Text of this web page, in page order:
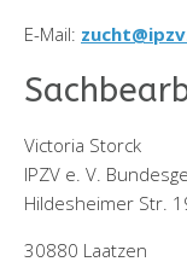
E-Mail:
Victoria Storck
IPZV e. V.
Hildesheimer Str.
30880 Laatzen